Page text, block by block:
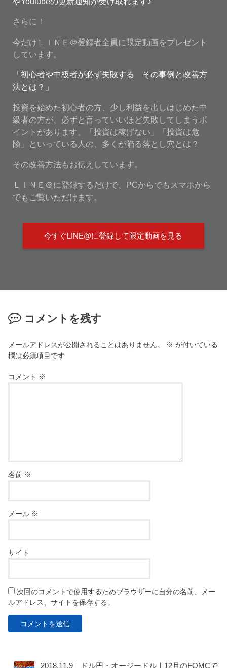
さらに！
今だけＬＩＮＥ＠登録者全員に限定動画をプレゼント
しています。
「初心者や中級者が必ず失敗する その事例と改善方
法とは？」
投資を始めた初心者の方、少し利益を出しはじめた中
級者の方が、必ずと言っていいほど失敗してしまうポ
イントがあります。「投資は稼げない」「投資は危
険」といっている人の、多くが陥る落とし穴とは？
その改善方法もお伝えしています。
ＬＩＮＥ＠に登録するだけで、PCからでもスマホから
でもご覧いただけます。
今すぐLINE@に登録して限定動画を見る
コメントを残す
メールアドレスが公開されることはありません。 ※ が付いている
欄は必須項目です
コメント ※
名前 ※
メール ※
サイト
次回のコメントで使用するためブラウザーに自分の名前、メー
ルアドレス、サイトを保存する。
2018.11.9｜ドル円・オージードル｜12月のFOMCで